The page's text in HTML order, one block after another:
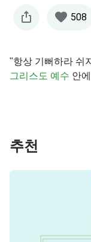
508
"항상 기뻐하라 쉬
그리스도 예수 안
추천